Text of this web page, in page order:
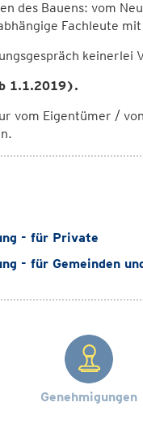
des Bauens: vom
Fachleute
keinerlei
1.1.2019).
vom Eigentümer /
- für Private
- für Gemeinden
Genehmigungen